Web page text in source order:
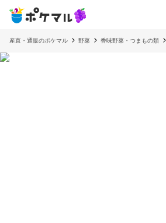
産直・通販のポケマル 野菜 香味野菜・つまもの類